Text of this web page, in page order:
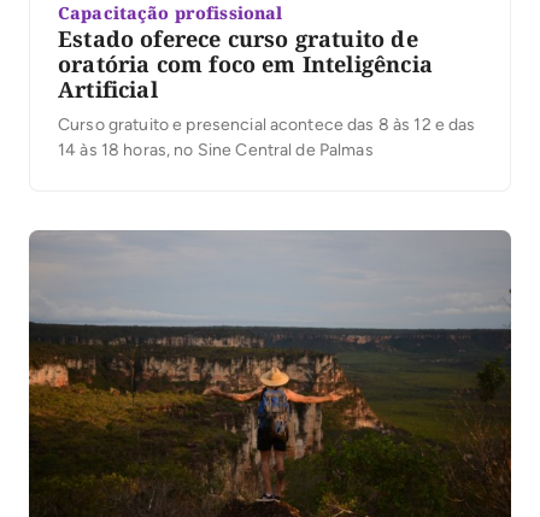
Capacitação profissional
Estado oferece curso gratuito de
oratória com foco em Inteligência
Artificial
Curso gratuito e presencial acontece das 8 às 12 e das
14 às 18 horas, no Sine Central de Palmas